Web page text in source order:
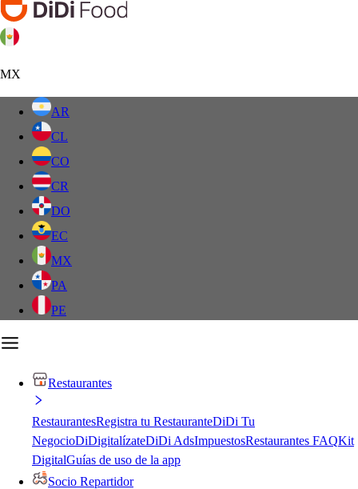
MX
AR
CL
CO
CR
DO
EC
MX
PA
PE
Restaurantes
RestaurantesRegistra tu RestauranteDiDi Tu
NegocioDiDigitalízateDiDi AdsImpuestosRestaurantes FAQKit
DigitalGuías de uso de la app
Socio Repartidor